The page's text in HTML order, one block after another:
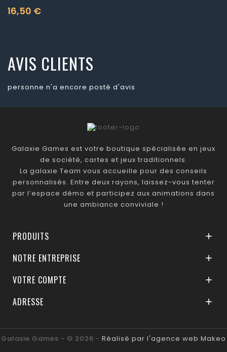
16,50 €
Prix
AVIS CLIENTS
personne n'a encore posté d'avis
Galaxie Games est votre boutique spécialisée en jeux
de société, cartes et jeux traditionnels.
La galaxie Team vous accueille pour des conseils
personnalisés. Entre deux rayons, laissez-vous tenter
par l’espace démo et participez aux animations dans
une ambiance conviviale !
PRODUITS 
NOTRE ENTREPRISE 
VOTRE COMPTE 
ADRESSE 
Galaxie Games - © 2026 - Réalisé par l'agence web Makeo